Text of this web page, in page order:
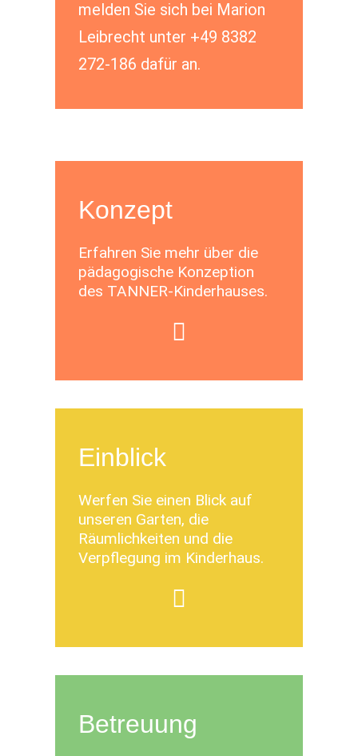
melden Sie sich bei Marion
Leibrecht unter +49 8382
272-186 dafür an.
Konzept
Erfahren Sie mehr über die
pädagogische Konzeption
des TANNER-Kinderhauses.
Einblick
Werfen Sie einen Blick auf
unseren Garten, die
Räumlichkeiten und die
Verpflegung im Kinderhaus.
Betreuung